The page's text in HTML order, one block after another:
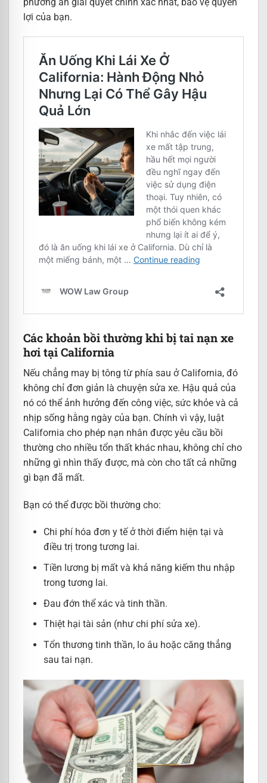
lợi của bạn.
Các khoản bồi thường khi bị tai nạn xe
hơi tại California
Nếu chẳng may bị tông từ phía sau ở California, đó
không chỉ đơn giản là chuyện sửa xe. Hậu quả của
nó có thể ảnh hưởng đến công việc, sức khỏe và cả
nhịp sống hằng ngày của bạn. Chính vì vậy, luật
California cho phép nạn nhân được yêu cầu bồi
thường cho nhiều tổn thất khác nhau, không chỉ cho
những gì nhìn thấy được, mà còn cho tất cả những
gì bạn đã mất.
Bạn có thể được bồi thường cho:
Chi phí hóa đơn y tế ở thời điểm hiện tại và
điều trị trong tương lai.
Tiền lương bị mất và khả năng kiếm thu nhập
trong tương lai.
Đau đớn thể xác và tinh thần.
Thiệt hại tài sản (như chi phí sửa xe).
Tổn thương tinh thần, lo âu hoặc căng thẳng
sau tai nạn.